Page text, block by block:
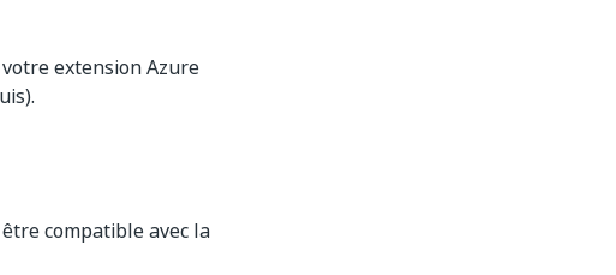
extension Azure
compatible avec la